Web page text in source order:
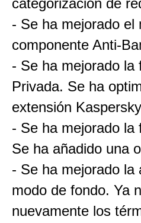
categorización de
- Se ha mejorado el
componente Anti-
- Se ha mejorado la
Privada. Se ha
extensión
- Se ha mejorado la
Se ha añadido una
- Se ha mejorado la
modo de fondo. Ya
nuevamente los